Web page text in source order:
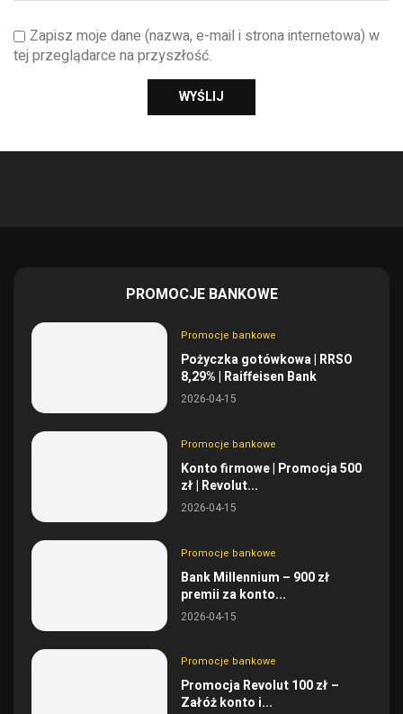
Zapisz moje dane (nazwa, e-mail i strona internetowa) w
tej przeglądarce na przyszłość.
PROMOCJE BANKOWE
Promocje bankowe
Pożyczka gotówkowa | RRSO
8,29% | Raiffeisen Bank
2026-04-15
Promocje bankowe
Konto firmowe | Promocja 500
zł | Revolut...
2026-04-15
Promocje bankowe
Bank Millennium – 900 zł
premii za konto...
2026-04-15
Promocje bankowe
Promocja Revolut 100 zł –
Załóż konto i...